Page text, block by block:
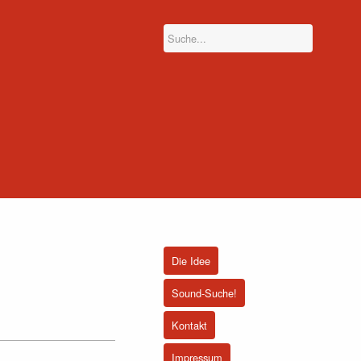
Die Idee
Sound-Suche!
Kontakt
Impressum